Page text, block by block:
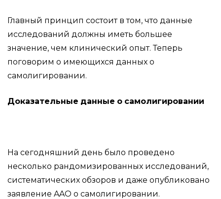
Главный принцип состоит в том, что данные
исследований должны иметь большее
значение, чем клинический опыт. Теперь
поговорим о имеющихся данных о
самолигировании.
Доказательные данные о самолигировании
На сегодняшний день было проведено
несколько рандомизированных исследований,
систематических обзоров и даже опубликовано
заявление AAO о самолигировании.